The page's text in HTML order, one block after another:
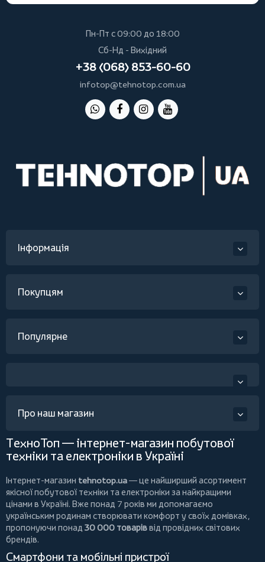
Пн-Пт с 09:00 до 18:00
Сб-Нд - Вихідний
+38 (068) 853-60-60
infotop@tehnotop.com.ua
Інформація
Покупцям
Популярне
Про наш магазин
ТехноТоп — інтернет-магазин побутової
техніки та електроніки в Україні
Інтернет-магазин tehnotop.ua— це найширший асортимент
якісної побутової техніки та електроніки за найкращими
цінами в Україні. Вже понад 7 років ми допомагаємо
українським родинам створювати комфорт у своїх домівках,
пропонуючи понад 30 000 товаріввід провідних світових
брендів.
Смартфони та мобільні пристрої